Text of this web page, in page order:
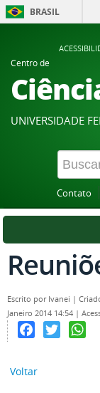
BRASIL
Centro de
UNIVERSIDADE
Contato
Escrito por Ivanei |
Janeiro 2014 14:54 |
Voltar